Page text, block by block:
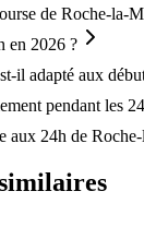
de Roche-la-
en 2026 ?
il adapté aux
pendant les
aux 24h de